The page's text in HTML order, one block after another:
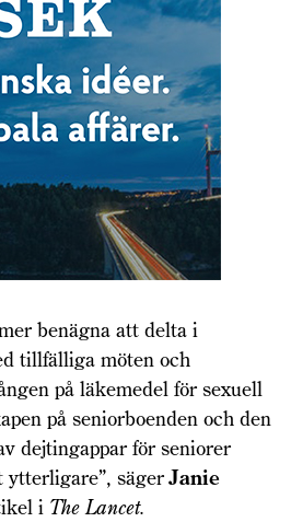
benägna att delta i
tillfälliga möten och
på läkemedel för sexuell
på seniorboenden och den
dejtingappar för seniorer
ytterligare”, sägerJanie
i The Lancet.